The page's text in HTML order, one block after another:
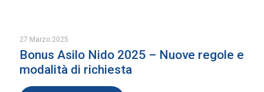
27 Marzo 2025
Bonus Asilo Nido 2025 – Nuove regole e
modalità di richiesta